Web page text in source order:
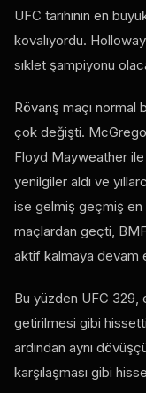
UFC tarihinin en büyük
kovalıyordu.
sıklet şampiyonu
Rövanş maçı normal
çok değişti.
Floyd Mayweather ile
yenilgiler aldı ve
ise gelmiş geçmiş en
maçlardan geçti,
aktif kalmaya devam
Bu yüzden UFC
getirilmesi gibi
ardından aynı
karşılaşması gibi